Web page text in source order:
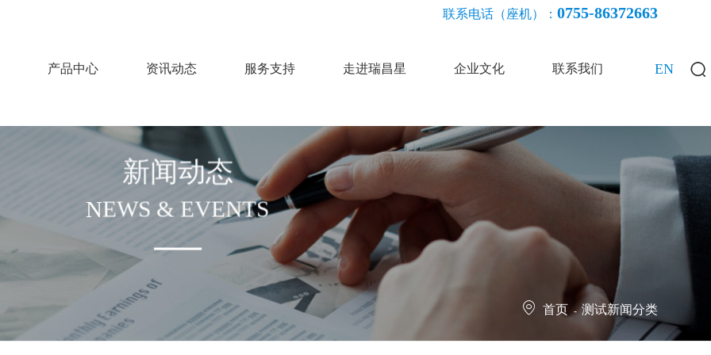
联系电话（座机）： 0755-86372663
产品中心 资讯动态 服务支持 走进瑞昌星 企业文化 联系我们 EN
新闻动态
NEWS & EVENTS
首页 - 测试新闻分类